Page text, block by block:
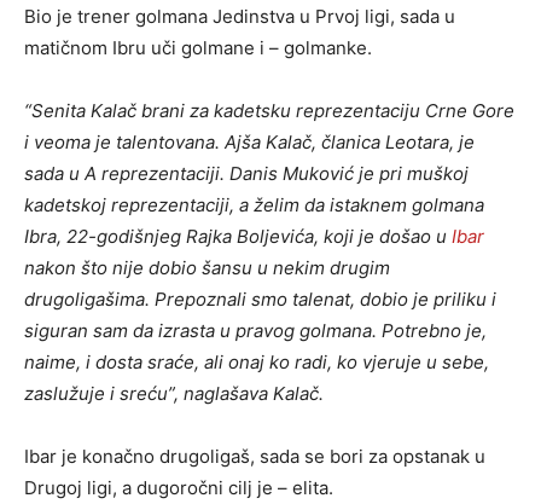
Bio je trener golmana Jedinstva u Prvoj ligi, sada u
matičnom Ibru uči golmane i – golmanke.
“Senita Kalač brani za kadetsku reprezentaciju Crne Gore
i veoma je talentovana. Ajša Kalač, članica Leotara, je
sada u A reprezentaciji. Danis Muković je pri muškoj
kadetskoj reprezentaciji, a želim da istaknem golmana
Ibra, 22-godišnjeg Rajka Boljevića, koji je došao u Ibar
nakon što nije dobio šansu u nekim drugim
drugoligašima. Prepoznali smo talenat, dobio je priliku i
siguran sam da izrasta u pravog golmana. Potrebno je,
naime, i dosta sraće, ali onaj ko radi, ko vjeruje u sebe,
zaslužuje i sreću”, naglašava Kalač.
Ibar je konačno drugoligaš, sada se bori za opstanak u
Drugoj ligi, a dugoročni cilj je – elita.